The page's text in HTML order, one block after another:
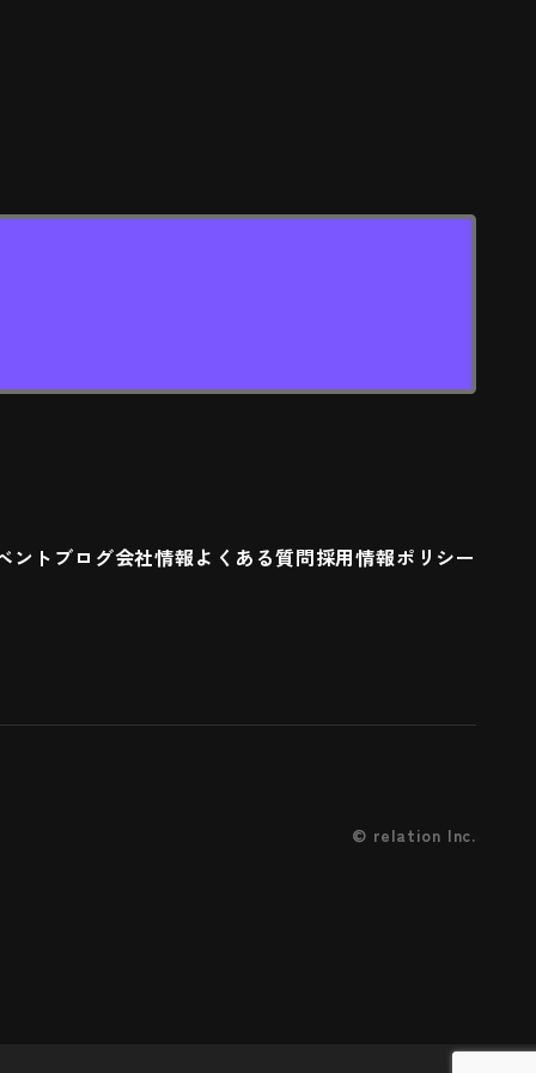
ント ブログ会社情報よくある質問採用情報ポリシー
© relation Inc.